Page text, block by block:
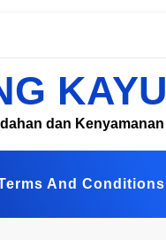
KAYU
dan Kenyamanan
And Conditions